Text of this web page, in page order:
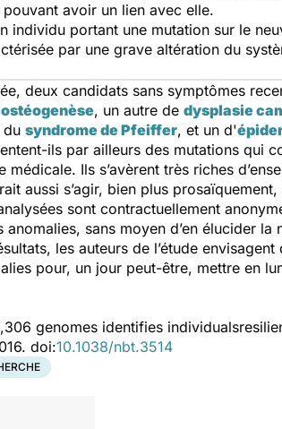
avoir un lien avec elle.
individu portant une mutation sur le
par une grave altération du
deux candidats sans symptômes
, un autre de dysplasie
du syndrome de Pfeiffer, et un d'
ils par ailleurs des mutations qui
médicale. Ils s’avèrent très riches
aussi s’agir, bien plus
sont contractuellement
anomalies, sans moyen d’en élucider
les auteurs de l’étude
pour, un jour peut-être, mettre en
genomes identifies
doi:10.1038/nbt.3514